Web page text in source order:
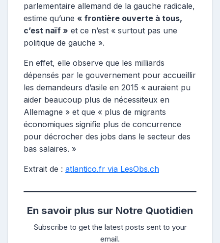
parlementaire allemand de la gauche radicale,
estime qu’une « frontière ouverte à tous,
c’est naïf » et ce n’est « surtout pas une
politique de gauche ».
En effet, elle observe que les milliards
dépensés par le gouvernement pour accueillir
les demandeurs d’asile en 2015 « auraient pu
aider beaucoup plus de nécessiteux en
Allemagne » et que « plus de migrants
économiques signifie plus de concurrence
pour décrocher des jobs dans le secteur des
bas salaires. »
Extrait de : atlantico.fr via LesObs.ch
En savoir plus sur Notre Quotidien
Subscribe to get the latest posts sent to your
email.